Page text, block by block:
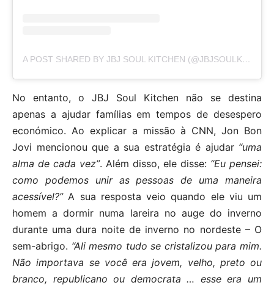
A POST SHARED BY JBJ SOUL KITCHEN (@JBJSOULKITCHEN)
No entanto, o JBJ Soul Kitchen não se destina
apenas a ajudar famílias em tempos de desespero
económico. Ao explicar a missão à CNN, Jon Bon
Jovi mencionou que a sua estratégia é ajudar “uma
alma de cada vez”. Além disso, ele disse: “Eu pensei:
como podemos unir as pessoas de uma maneira
acessível?”A sua resposta veio quando ele viu um
homem a dormir numa lareira no auge do inverno
durante uma dura noite de inverno no nordeste – O
sem-abrigo. “Ali mesmo tudo se cristalizou para mim.
Não importava se você era jovem, velho, preto ou
branco, republicano ou democrata … esse era um